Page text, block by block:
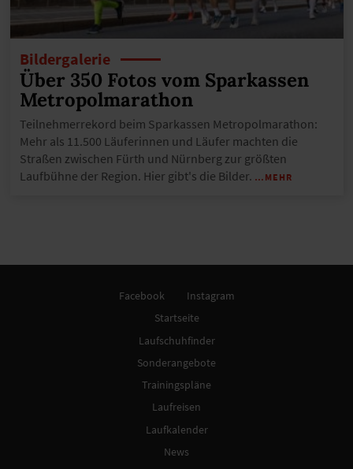
Bildergalerie
Über 350 Fotos vom Sparkassen
Metropolmarathon
Teilnehmerrekord beim Sparkassen Metropolmarathon:
Mehr als 11.500 Läuferinnen und Läufer machten die
Straßen zwischen Fürth und Nürnberg zur größten
Laufbühne der Region. Hier gibt's die Bilder. …MEHR
Facebook
Instagram
Startseite
Laufschuhfinder
Sonderangebote
Trainingspläne
Laufreisen
Laufkalender
News